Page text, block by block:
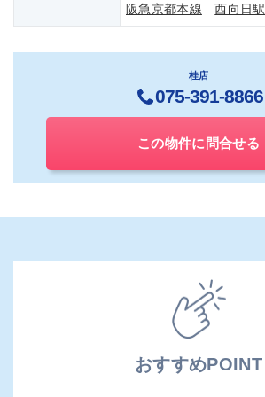
阪急京都本線
西向日駅
桂店
075-391-8866
この物件に問合せる
おすすめPOINT